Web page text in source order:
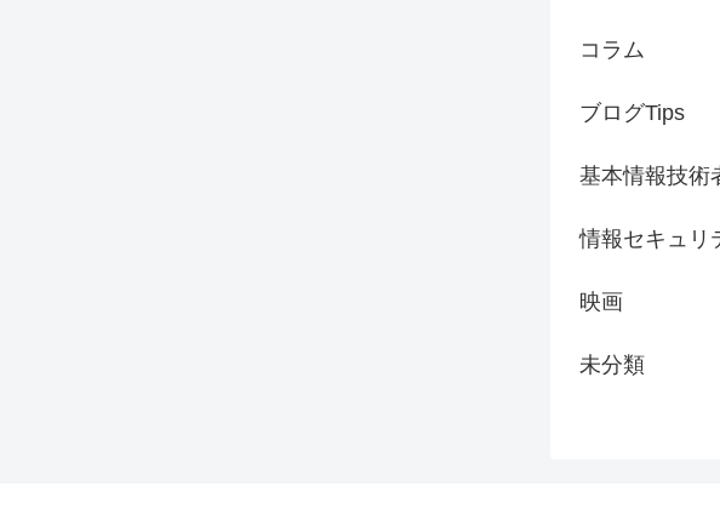
コラム
ブログTips
基本情報技術
情報セキュリ
映画
未分類